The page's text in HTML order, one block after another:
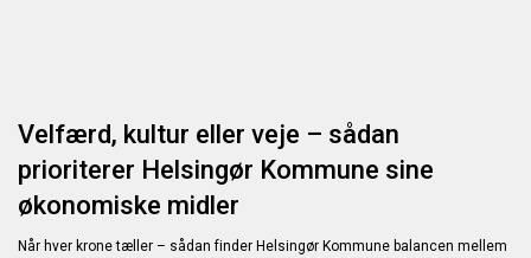
Velfærd, kultur eller veje – sådan
prioriterer Helsingør Kommune sine
økonomiske midler
Når hver krone tæller – sådan finder Helsingør Kommune balancen mellem